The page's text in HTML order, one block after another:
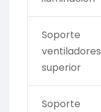
Soporte
ventiladores
superior
Soporte